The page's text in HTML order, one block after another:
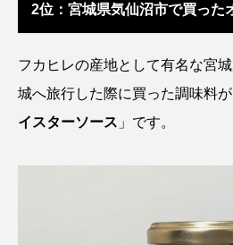
カブトエビ カブトクラゲ
カワバタモロコ カワムツ
ギンザケ ギン
2位：宮城県気仙沼市で買った
フカヒレの産地として有名な宮
城へ旅行した際に買った調味料が
イスターソース 」です。